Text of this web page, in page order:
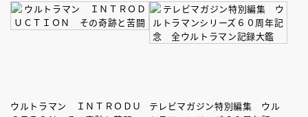
ウルトラマン ＩＮＴＲＯＤＵ
テレビマガジン特別編集 ウル